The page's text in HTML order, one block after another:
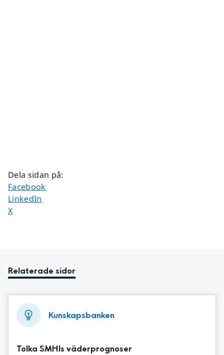
Dela sidan på:
Dela sidan på
Facebook
Dela sidan på
LinkedIn
Dela sidan på
X
Relaterade sidor
Kunskapsbanken
Tolka SMHIs väderprognoser